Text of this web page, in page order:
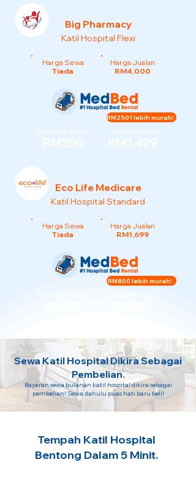
Big Pharmacy
Katil Hospital Flexi
Harga Sewa
Tiada
Harga Jualan
RM4,000
Sewaan Kami
RM250
Jualan Kami
RM1,499
RM2501 lebih murah!
Eco Life Medicare
Katil Hospital Standard
Harga Sewa
Tiada
Harga Jualan
RM1,699
RM800 lebih murah!
Sewa Katil Hospital Dikira Sebagai
Pembelian.
Bayaran sewa bulanan katil hospital dikira sebagai
pembelian! Sewa dahulu puas hati baru beli!
Tempah Katil Hospital
Bentong Dalam 5 Minit.